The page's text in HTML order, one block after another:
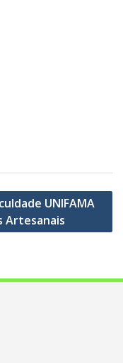
UNIFAMA
Artesanais